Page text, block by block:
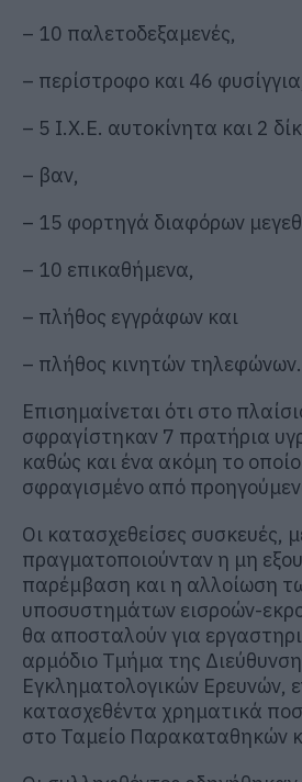
– 10 παλετοδεξαμενές,
– περίστροφο και 46
– 5 Ι.Χ.Ε. αυτοκίνητα και 2
– βαν,
– 15 φορτηγά διαφόρων
– 10 επικαθήμενα,
– πλήθος εγγράφων και
– πλήθος κινητών τηλεφώνων.
Επισημαίνεται ότι στο
σφραγίστηκαν 7 πρατήρια
καθώς και ένα ακόμη το
σφραγισμένο από
Οι κατασχεθείσες συσκευές,
πραγματοποιούνταν η μη
παρέμβαση και η αλλοίωση
υποσυστημάτων εισροών-
θα αποσταλούν για
αρμόδιο Τμήμα της
Εγκληματολογικών Ερευνών,
κατασχεθέντα χρηματικά
στο Ταμείο Παρακαταθηκών